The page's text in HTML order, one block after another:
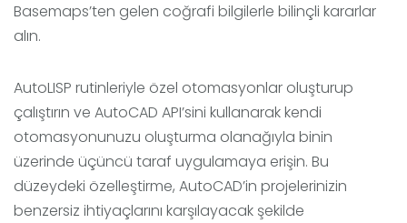
Basemaps’ten gelen coğrafi bilgilerle bilinçli kararlar
alın.
AutoLISP rutinleriyle özel otomasyonlar oluşturup
çalıştırın ve AutoCAD API’sini kullanarak kendi
otomasyonunuzu oluşturma olanağıyla binin
üzerinde üçüncü taraf uygulamaya erişin. Bu
düzeydeki özelleştirme, AutoCAD’in projelerinizin
benzersiz ihtiyaçlarını karşılayacak şekilde